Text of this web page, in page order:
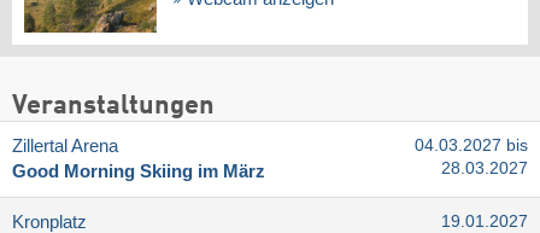
Veranstaltungen
Zillertal Arena
Good Morning Skiing im März
04.03.2027 bis
28.03.2027
Kronplatz
19.01.2027